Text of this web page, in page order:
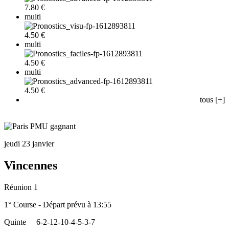
7.80 €
multi
4.50 €
multi
4.50 €
multi
4.50 €
tous [+]
jeudi 23 janvier
Vincennes
Réunion 1
1° Course - Départ prévu à 13:55
Quinte
6-2-12-10-4-5-3-7